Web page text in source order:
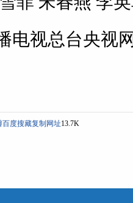
电视总台央视
百度搜藏复制网址13.7K